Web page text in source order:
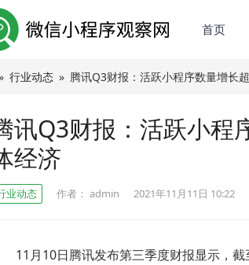
首页
行业动态 » 腾讯Q3财报：活跃小程序数量增长
讯Q3财报：活跃小程
经济
业动态 作者： admin 2021年11月11日 10:22
11月10日腾讯发布第三季度财报显示，